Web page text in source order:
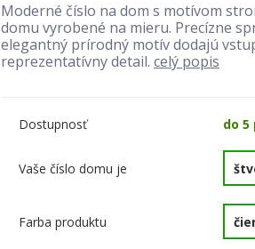
Moderné číslo na dom s motívom
domu vyrobené na mieru. Precízne
elegantný prírodný motív dodajú
reprezentatívny detail. celý popis
Dostupnosť do 5
Vaše číslo domu je
Farba produktu